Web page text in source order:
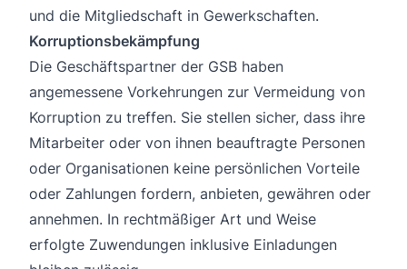
und die Mitgliedschaft in Gewerkschaften.
Korruptionsbekämpfung
Die Geschäftspartner der GSB haben
angemessene Vorkehrungen zur Vermeidung von
Korruption zu treffen. Sie stellen sicher, dass ihre
Mitarbeiter oder von ihnen beauftragte Personen
oder Organisationen keine persönlichen Vorteile
oder Zahlungen fordern, anbieten, gewähren oder
annehmen. In rechtmäßiger Art und Weise
erfolgte Zuwendungen inklusive Einladungen